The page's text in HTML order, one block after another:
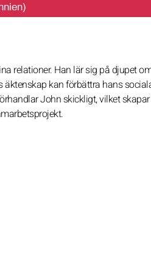
relationer. Han lär sig på djupet
kan förbättra hans
John skickligt, vilket